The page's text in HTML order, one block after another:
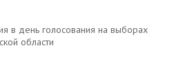
в день голосования на выборах
области